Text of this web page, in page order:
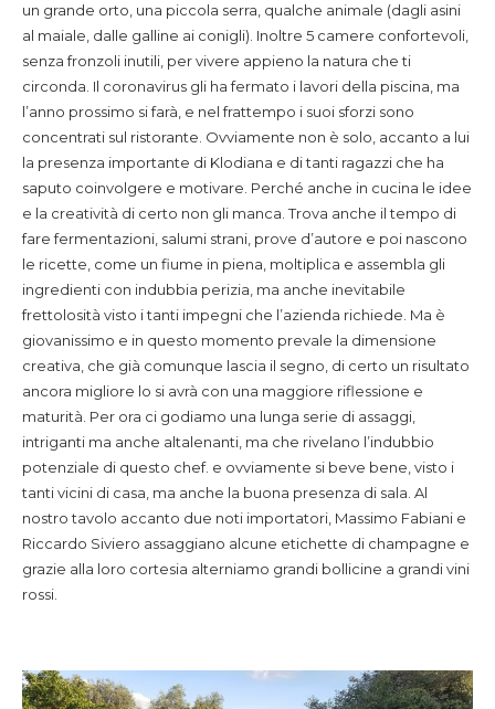
un grande orto, una piccola serra, qualche animale (dagli asini
al maiale, dalle galline ai conigli). Inoltre 5 camere confortevoli,
senza fronzoli inutili, per vivere appieno la natura che ti
circonda. Il coronavirus gli ha fermato i lavori della piscina, ma
l’anno prossimo si farà, e nel frattempo i suoi sforzi sono
concentrati sul ristorante. Ovviamente non è solo, accanto a lui
la presenza importante di Klodiana e di tanti ragazzi che ha
saputo coinvolgere e motivare. Perché anche in cucina le idee
e la creatività di certo non gli manca. Trova anche il tempo di
fare fermentazioni, salumi strani, prove d’autore e poi nascono
le ricette, come un fiume in piena, moltiplica e assembla gli
ingredienti con indubbia perizia, ma anche inevitabile
frettolosità visto i tanti impegni che l’azienda richiede. Ma è
giovanissimo e in questo momento prevale la dimensione
creativa, che già comunque lascia il segno, di certo un risultato
ancora migliore lo si avrà con una maggiore riflessione e
maturità. Per ora ci godiamo una lunga serie di assaggi,
intriganti ma anche altalenanti, ma che rivelano l’indubbio
potenziale di questo chef. e ovviamente si beve bene, visto i
tanti vicini di casa, ma anche la buona presenza di sala. Al
nostro tavolo accanto due noti importatori, Massimo Fabiani e
Riccardo Siviero assaggiano alcune etichette di champagne e
grazie alla loro cortesia alterniamo grandi bollicine a grandi vini
rossi.